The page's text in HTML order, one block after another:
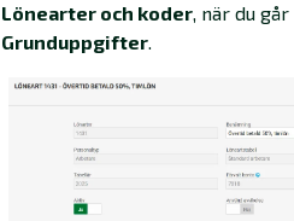
Lönearter och koder, när du
Grunduppgifter.